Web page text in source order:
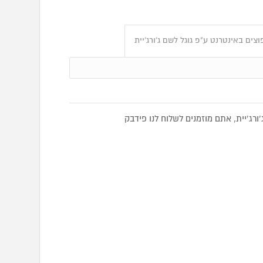
באינטרנט ע"פ גוגל לשם ג’ורג’יית
אתם מוזמנים לשלוח לנו פידבק